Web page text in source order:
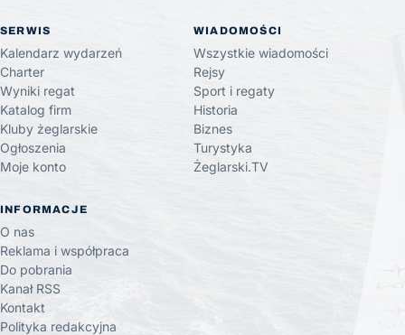
SERWIS
Kalendarz wydarzeń
Charter
Wyniki regat
Katalog firm
Kluby żeglarskie
Ogłoszenia
Moje konto
WIADOMOŚCI
Wszystkie wiadomości
Rejsy
Sport i regaty
Historia
Biznes
Turystyka
Żeglarski.TV
INFORMACJE
O nas
Reklama i współpraca
Do pobrania
Kanał RSS
Kontakt
Polityka redakcyjna